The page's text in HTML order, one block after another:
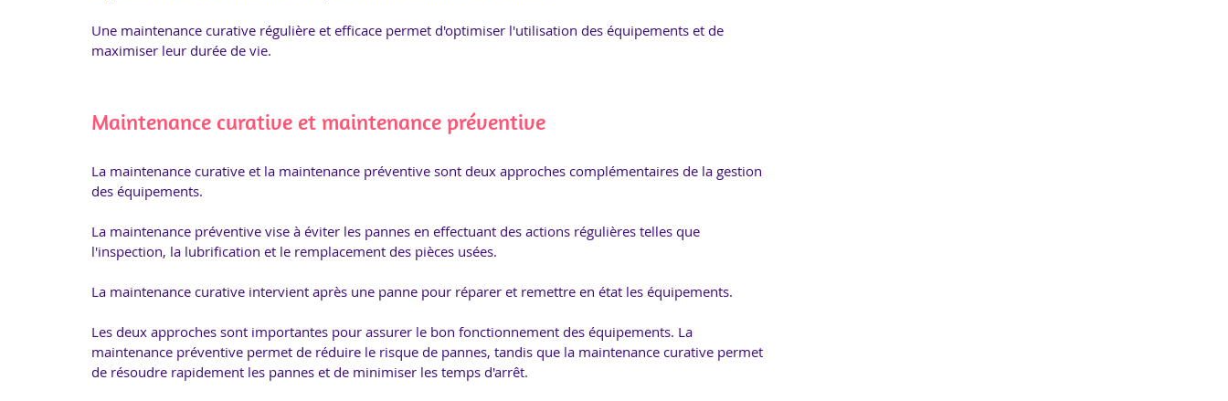
Une maintenance curative régulière et efficace permet d'optimiser l'utilisation des équipements et de
maximiser leur durée de vie.
Maintenance curative et maintenance préventive
La maintenance curative et la maintenance préventive sont deux approches complémentaires de la gestion
des équipements.
La maintenance préventive vise à éviter les pannes en effectuant des actions régulières telles que
l'inspection, la lubrification et le remplacement des pièces usées.
La maintenance curative intervient après une panne pour réparer et remettre en état les équipements.
Les deux approches sont importantes pour assurer le bon fonctionnement des équipements. La
maintenance préventive permet de réduire le risque de pannes, tandis que la maintenance curative permet
de résoudre rapidement les pannes et de minimiser les temps d'arrêt.